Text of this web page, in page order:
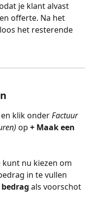
je klant alvast
offerte. Na het
het resterende
klik onder Factuur
op + Maak een
kunt nu kiezen om
in te vullen
als voorschot